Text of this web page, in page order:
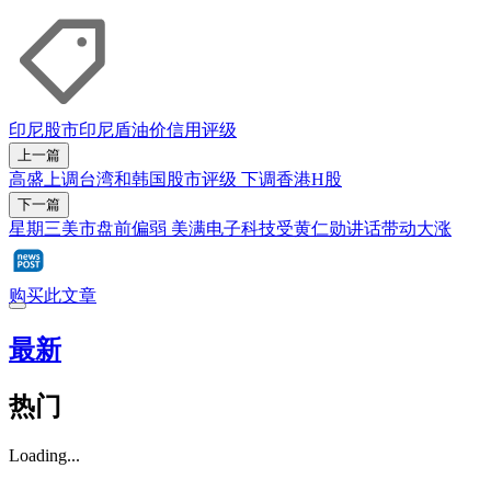
印尼股市印尼盾油价信用评级
上一篇
高盛上调台湾和韩国股市评级 下调香港H股
下一篇
星期三美市盘前偏弱 美满电子科技受黄仁勋讲话带动大涨
购买此文章
最新
热门
Loading...